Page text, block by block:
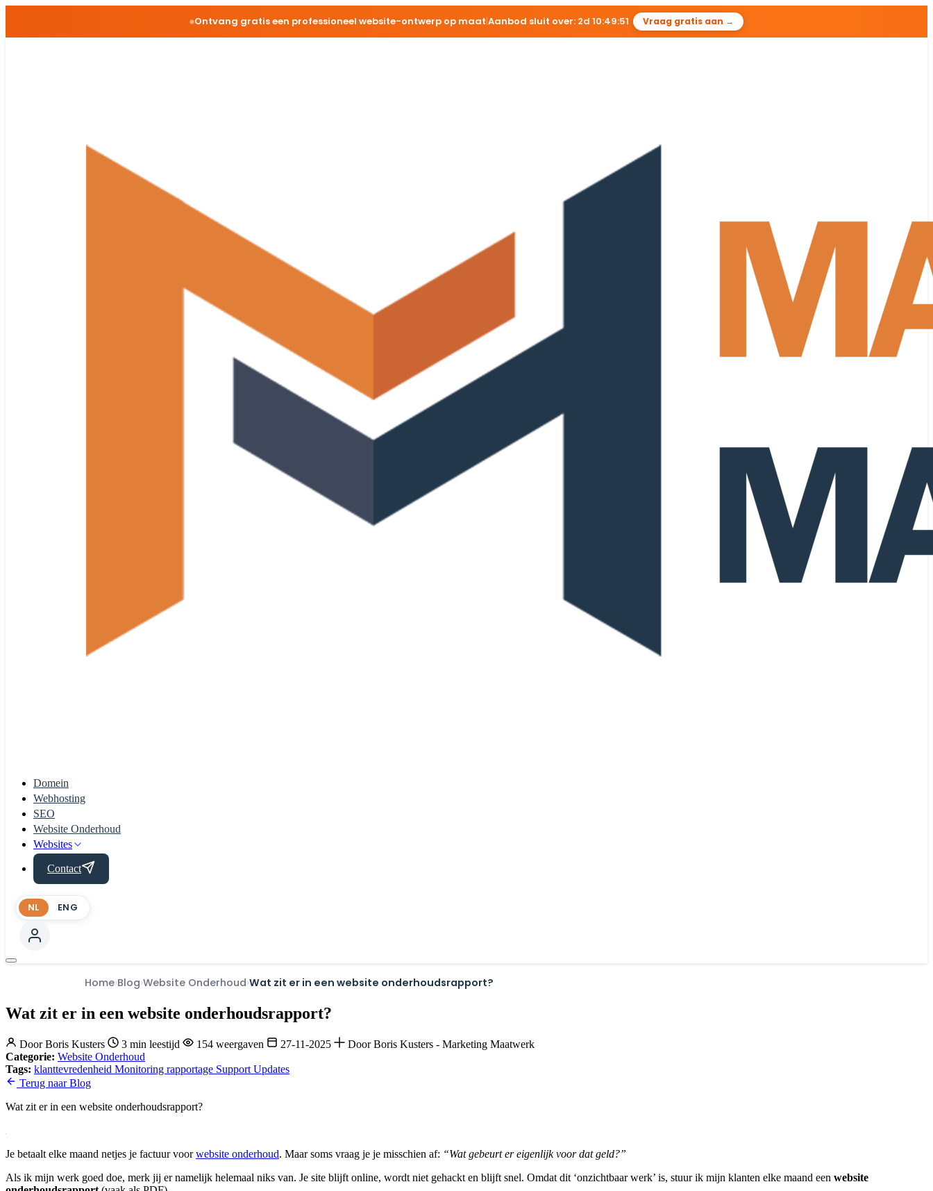
Ontvang gratis een professioneel website-ontwerp op maat|Aanbod sluit over: 2d 10:49:50 Vraag gratis aan →
Domein
Webhosting
SEO
Website Onderhoud
Websites
Contact
NL ENG
Home Blog Website Onderhoud Wat zit er in een website onderhoudsrapport?
Wat zit er in een website onderhoudsrapport?
DoorBoris Kusters 3 min leestijd 154 weergaven 27-11-2025
Door Boris Kusters - Marketing Maatwerk
Categorie: Website Onderhoud
Tags: klanttevredenheid Monitoring rapportage Support Updates
Terug naar Blog
Wat zit er in een website onderhoudsrapport?
Je betaalt elke maand netjes je factuur voorwebsite onderhoud. Maar soms vraag je je misschien af: “Wat gebeurt er eigenlijk voor dat geld?”
Als ik mijn werk goed doe, merk jij er namelijk helemaal niks van. Je site blijft online, wordt niet gehackt en blijft snel. Omdat dit ‘onzichtbaar werk’ is, stuur ik mijn klanten elke maand een website